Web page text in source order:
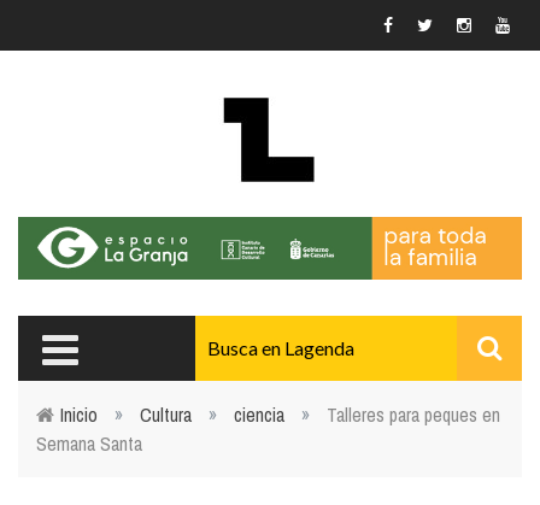
Usted está aquí
Inicio » Cultura » ciencia »
Talleres para peques en
Semana Santa